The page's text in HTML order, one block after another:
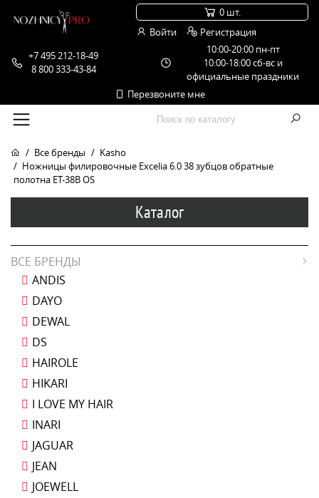
+7 495 212-18-49
8 800 333-43-84
10:00-20:00 пн-пт
10:00-18:00 сб-вс и
официальные праздники
Перезвоните мне
0 шт.
Войти
Регистрация
Все бренды
Kasho
Ножницы филировочные Excelia 6.0 38 зубцов обратные
полотна ET-38B OS
Каталог
ВСЕ БРЕНДЫ
ANDIS
DAYO
DEWAL
DS
HAIROLE
HIKARI
I LOVE MY HAIR
INARI
JAGUAR
JEAN
JOEWELL